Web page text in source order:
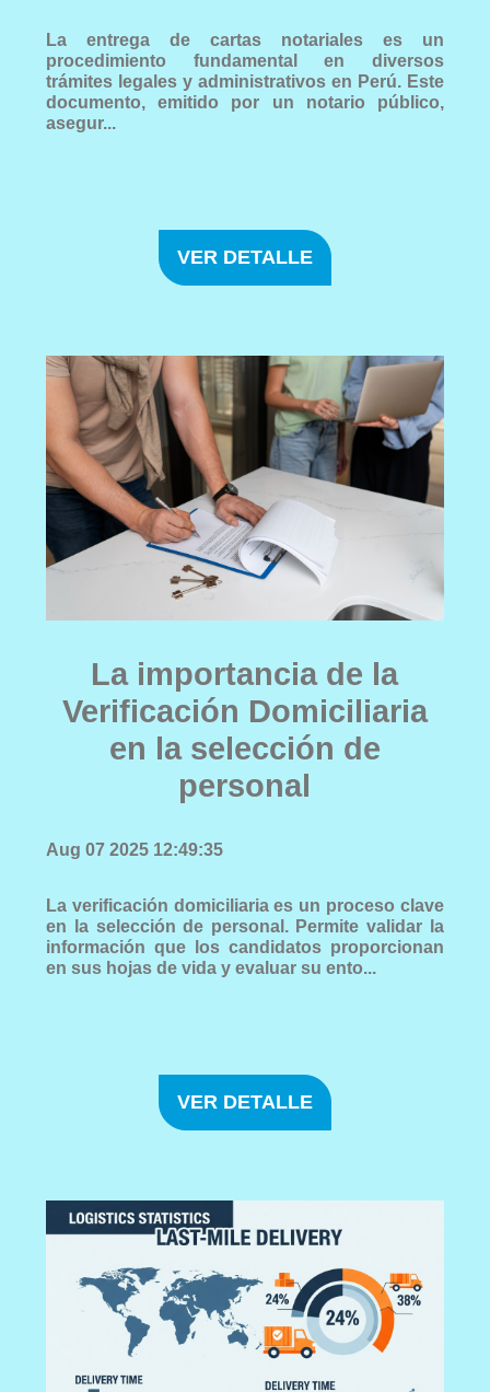
La entrega de cartas notariales es un
procedimiento fundamental en diversos
trámites legales y administrativos en Perú. Este
documento, emitido por un notario público,
asegur...
VER DETALLE
La importancia de la
Verificación Domiciliaria
en la selección de
personal
Aug 07 2025 12:49:35
La verificación domiciliaria es un proceso clave
en la selección de personal. Permite validar la
información que los candidatos proporcionan
en sus hojas de vida y evaluar su ento...
VER DETALLE